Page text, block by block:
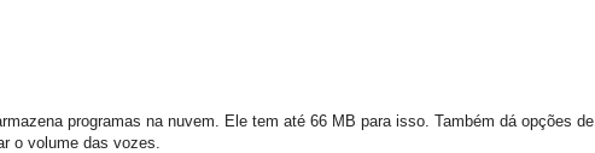
programas na nuvem. Ele tem até 66 MB para isso. Também dá opções de
o volume das vozes.